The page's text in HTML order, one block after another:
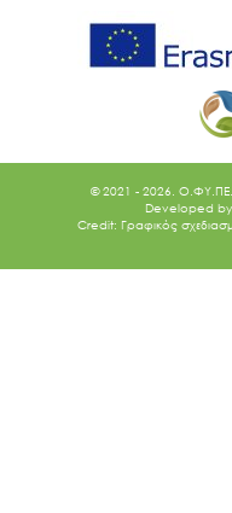
© 2021 - 2026.
Developed by
Credit: Γραφικός